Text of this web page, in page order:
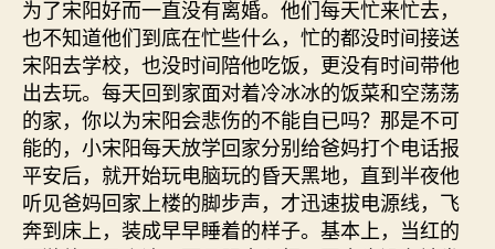
为了宋阳好而一直没有离婚。他们每天忙来忙去，
也不知道他们到底在忙些什么，忙的都没时间接送
宋阳去学校，也没时间陪他吃饭，更没有时间带他
出去玩。每天回到家面对着冷冰冰的饭菜和空荡荡
的家，你以为宋阳会悲伤的不能自已吗？那是不可
能的，小宋阳每天放学回家分别给爸妈打个电话报
平安后，就开始玩电脑玩的昏天黑地，直到半夜他
听见爸妈回家上楼的脚步声，才迅速拔电源线，飞
奔到床上，装成早早睡着的样子。基本上，当红的